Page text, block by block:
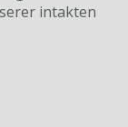
intakten